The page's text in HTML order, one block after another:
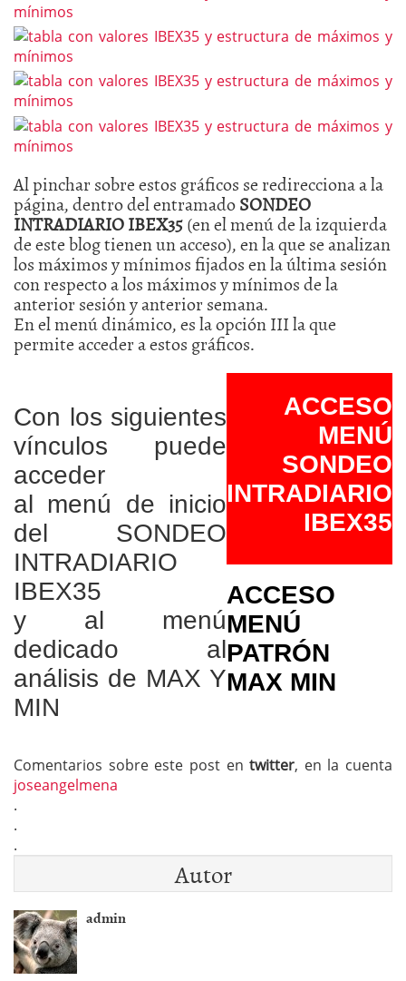
Al pinchar sobre estos gráficos se redirecciona a la
página, dentro del entramadoSONDEO
INTRADIARIO IBEX35(en el menú de la izquierda
de este blog tienen un acceso), en la que se analizan
los máximos y mínimos fijados en la última sesión
con respecto a los máximos y mínimos de la
anterior sesión y anterior semana.
En el menú dinámico, es la opción III la que
permite acceder a estos gráficos.
Con los siguientes
vínculos puede
acceder
al menú de inicio
del SONDEO
INTRADIARIO
IBEX35
y al menú
dedicado al
análisis de MAX Y
MIN
ACCESO
MENÚ
SONDEO
INTRADIARIO
IBEX35
ACCESO
MENÚ
PATRÓN
MAX MIN
Comentarios sobre este post entwitter, en la cuenta
joseangelmena
.
.
.
Autor
admin